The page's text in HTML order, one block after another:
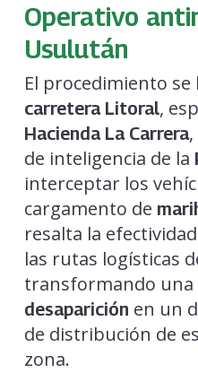
Operativo
Usulután
El procedimiento se
carretera Litoral,
Hacienda La Carrera
de inteligencia de la
interceptar los
cargamento de
resalta la
las rutas logísticas
transformando una
desaparición en un
de distribución de
zona.